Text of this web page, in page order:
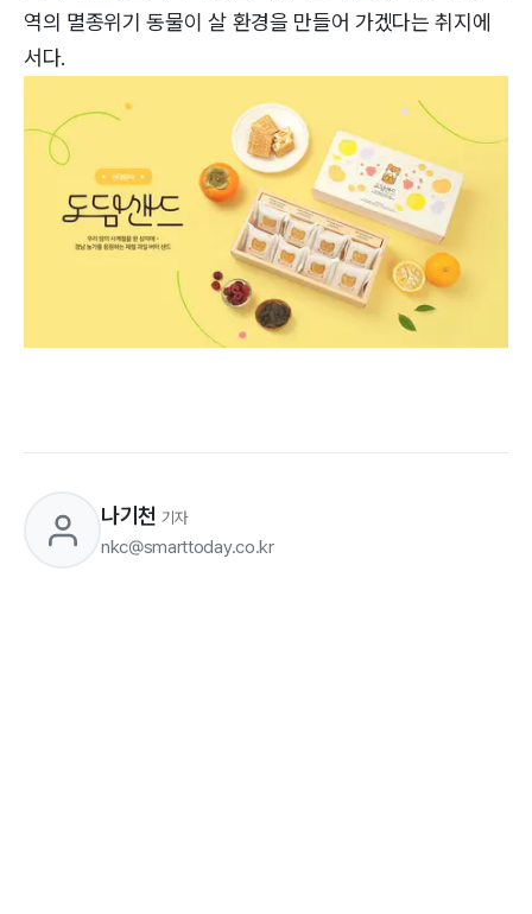
역의 멸종위기 동물이 살 환경을 만들어 가겠다는 취지에
서다.
나기천 기자
nkc@smarttoday.co.kr